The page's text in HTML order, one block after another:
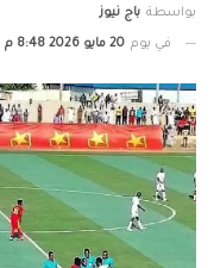
بواسطة باج نيوز
في يوم 20 مايو 2026 8:48 م